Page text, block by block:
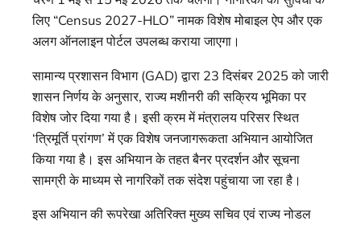
लिए “Census 2027-HLO” नामक विशेष मोबाइल ऐप और एक
अलग ऑनलाइन पोर्टल उपलब्ध कराया जाएगा।
सामान्य प्रशासन विभाग (GAD) द्वारा 23 दिसंबर 2025 को जारी
शासन निर्णय के अनुसार, राज्य मशीनरी की सक्रिय भूमिका पर
विशेष जोर दिया गया है। इसी क्रम में मंत्रालय परिसर स्थित
‘त्रिमूर्ति प्रांगण’ में एक विशेष जनजागरूकता अभियान आयोजित
किया गया है। इस अभियान के तहत बैनर प्रदर्शन और सूचना
सामग्री के माध्यम से नागरिकों तक संदेश पहुंचाया जा रहा है।
इस अभियान की रूपरेखा अतिरिक्त मुख्य सचिव एवं राज्य नोडल